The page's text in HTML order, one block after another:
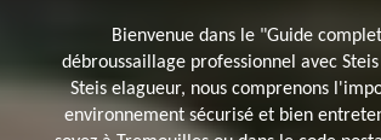
Bienvenue dans le "Guide
débroussaillage professionnel avec
Steis elagueur, nous comprenons
environnement sécurisé et bien